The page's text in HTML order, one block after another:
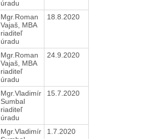
úradu
Mgr.Roman
Vajaš, MBA
riaditeľ
úradu
18.8.2020
Mgr.Roman
Vajaš, MBA
riaditeľ
úradu
24.9.2020
Mgr.Vladimír
Sumbal
riaditeľ
úradu
15.7.2020
Mgr.Vladimír
1.7.2020